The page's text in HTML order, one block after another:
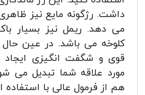
داشت. رژگونه مایع نیز
می دهد. ریمل نیز بسیار
کلوخه می باشد. در عین
قوی و شگفت انگیزی ایجاد
مورد علاقه شما تبدیل
هم از فرمول عالی با استفاده